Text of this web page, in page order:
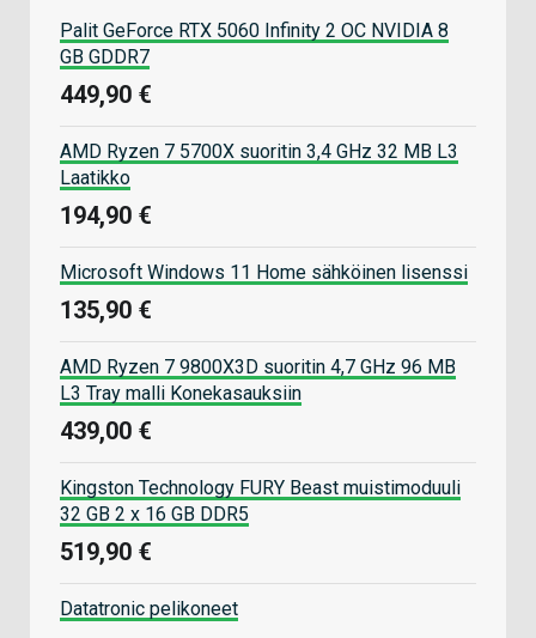
Palit GeForce RTX 5060 Infinity 2 OC NVIDIA 8
GB GDDR7
449,90 €
AMD Ryzen 7 5700X suoritin 3,4 GHz 32 MB L3
Laatikko
194,90 €
Microsoft Windows 11 Home sähköinen lisenssi
135,90 €
AMD Ryzen 7 9800X3D suoritin 4,7 GHz 96 MB
L3 Tray malli Konekasauksiin
439,00 €
Kingston Technology FURY Beast muistimoduuli
32 GB 2 x 16 GB DDR5
519,90 €
Datatronic pelikoneet